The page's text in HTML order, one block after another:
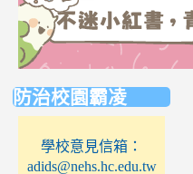
to
https://eliteracy.edu.tw/
防治校園霸凌
學校意見信箱：
adids@nehs.hc.edu.tw